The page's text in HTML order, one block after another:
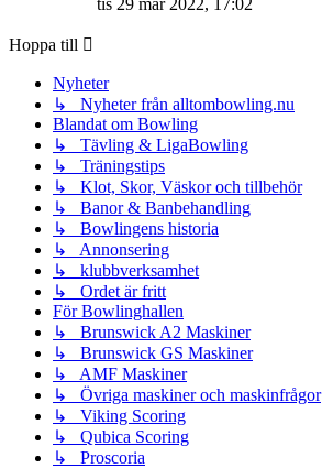
det
tis 29 mar 2022, 17:02
Hoppa till
Nyheter
↳ Nyheter från alltombowling.nu
Blandat om Bowling
↳ Tävling & LigaBowling
↳ Träningstips
↳ Klot, Skor, Väskor och tillbehör
↳ Banor & Banbehandling
↳ Bowlingens historia
↳ Annonsering
↳ klubbverksamhet
↳ Ordet är fritt
För Bowlinghallen
↳ Brunswick A2 Maskiner
↳ Brunswick GS Maskiner
↳ AMF Maskiner
↳ Övriga maskiner och maskinfrågor
↳ Viking Scoring
↳ Qubica Scoring
↳ Proscoria